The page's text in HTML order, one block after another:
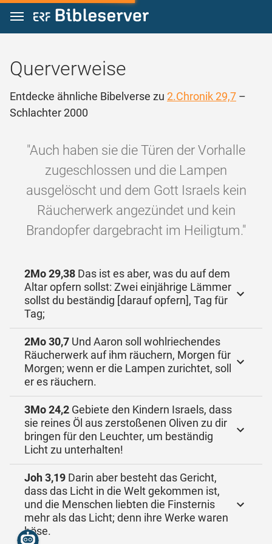
Zum Inhalt springen
Querverweise
Entdecke ähnliche Bibelverse zu 2.Chronik 29,7 –
Schlachter 2000
"Auch haben sie die Türen der Vorhalle
zugeschlossen und die Lampen
ausgelöscht und dem Gott Israels kein
Räucherwerk angezündet und kein
Brandopfer dargebracht im Heiligtum."
2Mo 29,38 Das ist es aber, was du auf dem
Altar opfern sollst: Zwei einjährige Lämmer
sollst du beständig [darauf opfern], Tag für
Tag;
2Mo 30,7 Und Aaron soll wohlriechendes
Räucherwerk auf ihm räuchern, Morgen für
Morgen; wenn er die Lampen zurichtet, soll
er es räuchern.
3Mo 24,2 Gebiete den Kindern Israels, dass
sie reines Öl aus zerstoßenen Oliven zu dir
bringen für den Leuchter, um beständig
Licht zu unterhalten!
Joh 3,19 Darin aber besteht das Gericht,
dass das Licht in die Welt gekommen ist,
und die Menschen liebten die Finsternis
mehr als das Licht; denn ihre Werke waren
böse.